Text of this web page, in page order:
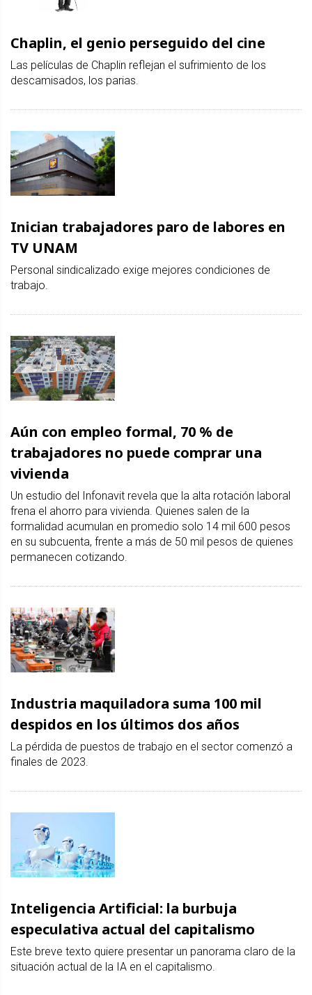
Chaplin, el genio perseguido del cine
Las películas de Chaplin reflejan el sufrimiento de los
descamisados, los parias.
Inician trabajadores paro de labores en
TV UNAM
Personal sindicalizado exige mejores condiciones de
trabajo.
Aún con empleo formal, 70 % de
trabajadores no puede comprar una
vivienda
Un estudio del Infonavit revela que la alta rotación laboral
frena el ahorro para vivienda. Quienes salen de la
formalidad acumulan en promedio solo 14 mil 600 pesos
en su subcuenta, frente a más de 50 mil pesos de quienes
permanecen cotizando.
Industria maquiladora suma 100 mil
despidos en los últimos dos años
La pérdida de puestos de trabajo en el sector comenzó a
finales de 2023.
Inteligencia Artificial: la burbuja
especulativa actual del capitalismo
Este breve texto quiere presentar un panorama claro de la
situación actual de la IA en el capitalismo.